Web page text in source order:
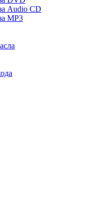
Audio CD
MP3